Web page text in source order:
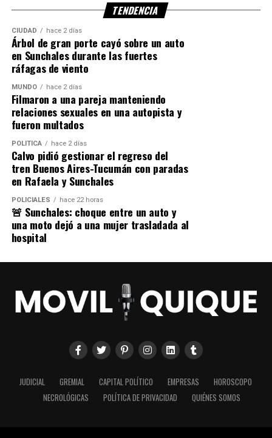
TENDENCIA
CIUDAD hace 2 días
Árbol de gran porte cayó sobre un auto
en Sunchales durante las fuertes
ráfagas de viento
MUNDO hace 2 días
Filmaron a una pareja manteniendo
relaciones sexuales en una autopista y
fueron multados
POLITICA hace 2 días
Calvo pidió gestionar el regreso del
tren Buenos Aires-Tucumán con paradas
en Rafaela y Sunchales
POLICIALES hace 22 horas
🚨 Sunchales: choque entre un auto y
una moto dejó a una mujer trasladada al
hospital
JUDICIAL GREMIAL CAPITAL POLÍTICO EMPRESAS
HOROSCOPO
NECROLÓGICAS
POLÍTICA DE PRIVACIDAD QUIÉNES SOMOS